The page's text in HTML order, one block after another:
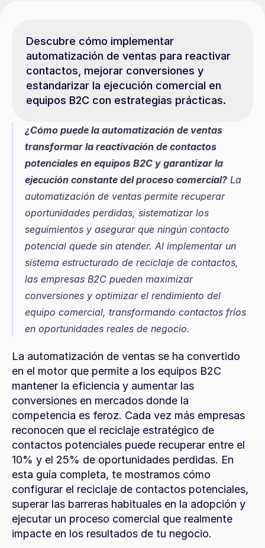
Descubre cómo implementar
automatización de ventas para reactivar
contactos, mejorar conversiones y
estandarizar la ejecución comercial en
equipos B2C con estrategias prácticas.
¿Cómo puede la automatización de ventas
transformar la reactivación de contactos
potenciales en equipos B2C y garantizar la
ejecución constante del proceso comercial? La
automatización de ventas permite recuperar
oportunidades perdidas, sistematizar los
seguimientos y asegurar que ningún contacto
potencial quede sin atender. Al implementar un
sistema estructurado de reciclaje de contactos,
las empresas B2C pueden maximizar
conversiones y optimizar el rendimiento del
equipo comercial, transformando contactos fríos
en oportunidades reales de negocio.
La automatización de ventas se ha convertido
en el motor que permite a los equipos B2C
mantener la eficiencia y aumentar las
conversiones en mercados donde la
competencia es feroz. Cada vez más empresas
reconocen que el reciclaje estratégico de
contactos potenciales puede recuperar entre el
10% y el 25% de oportunidades perdidas. En
esta guía completa, te mostramos cómo
configurar el reciclaje de contactos potenciales,
superar las barreras habituales en la adopción y
ejecutar un proceso comercial que realmente
impacte en los resultados de tu negocio.